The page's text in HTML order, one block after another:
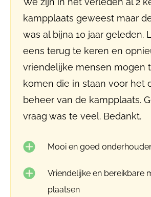
kampplaats geweest maar
was al bijna 10 jaar geleden.
eens terug te keren en
vriendelijke mensen mogen
komen die in staan voor het
beheer van de kampplaats.
vraag was te veel. Bedankt.
Mooi en goed
Vriendelijke en bereikbare
plaatsen